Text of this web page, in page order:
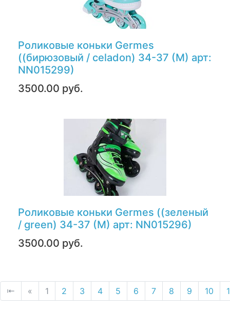
Роликовые коньки Germes
((бирюзовый / celadon) 34-37 (M) арт:
NN015299)
3500.00 руб.
Роликовые коньки Germes ((зеленый
/ green) 34-37 (M) арт: NN015296)
3500.00 руб.
⇤ « 1 2 3 4 5 6 7 8 9 10